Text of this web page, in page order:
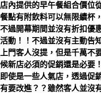
店內提供的早午餐組合價位
餐點有附飲料可以無限續杯，
不過開幕期間並沒有折扣優
活動！！不過並沒有主動告
上門客人沒提，但是千萬不
候新店必須的促銷還是必要
即使是一些人氣店，透過促
有要改進？？雖然客人並沒